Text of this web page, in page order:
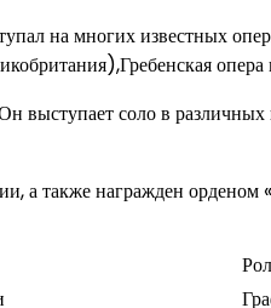
на многих известных
выступает соло в
а также награжден орденом